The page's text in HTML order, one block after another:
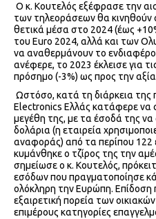
Ο κ. Κουτελός εξέφρασε την
των τηλεοράσεων θα κινηθούν
θετικά μέσα στο 2024 (έως
του Euro 2024, αλλά και των
να αναθερμάνουν το
ανέφερε, το 2023 έκλεισε για
πρόσημο (-3%) ως προς την
Ωστόσο, κατά τη διάρκεια της
Electronics Ελλάς κατάφερε να
μεγέθη της, με τα έσοδά της να
δολάρια (η εταιρεία
αναφοράς) από τα περίπου 122
κυμάνθηκε ο τζίρος της την
σημείωσε ο κ. Κουτελός,
εσόδων που πραγματοποίησε
ολόκληρη την Ευρώπη. Επίδοση
εξαιρετική πορεία των
επιμέρους κατηγορίες